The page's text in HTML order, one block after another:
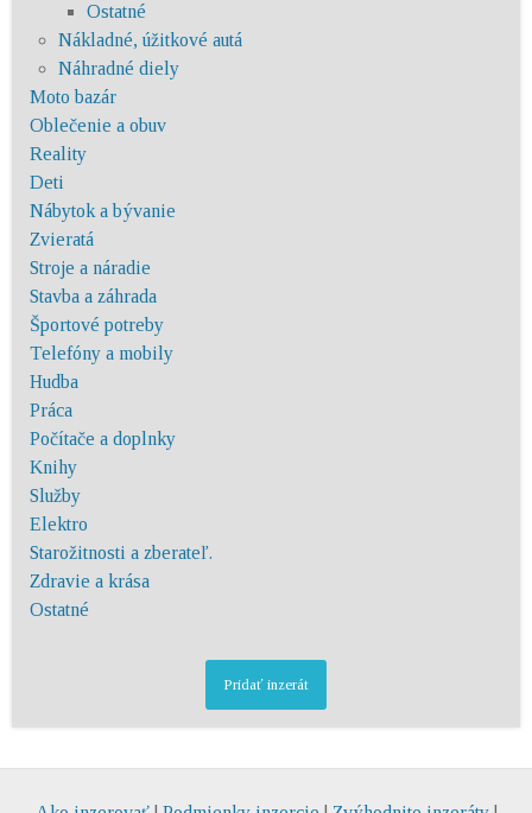
Ostatné
Nákladné, úžitkové autá
Náhradné diely
Moto bazár
Oblečenie a obuv
Reality
Deti
Nábytok a bývanie
Zvieratá
Stroje a náradie
Stavba a záhrada
Športové potreby
Telefóny a mobily
Hudba
Práca
Počítače a doplnky
Knihy
Služby
Elektro
Starožitnosti a zberateľ.
Zdravie a krása
Ostatné
Pridať inzerát